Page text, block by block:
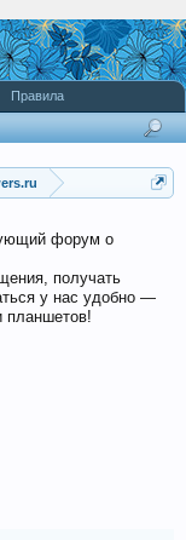
форум о
получать
у нас удобно —
планшетов!
Правила